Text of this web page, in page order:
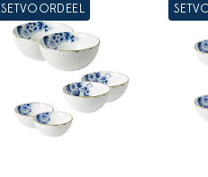
SETVOORDEEL